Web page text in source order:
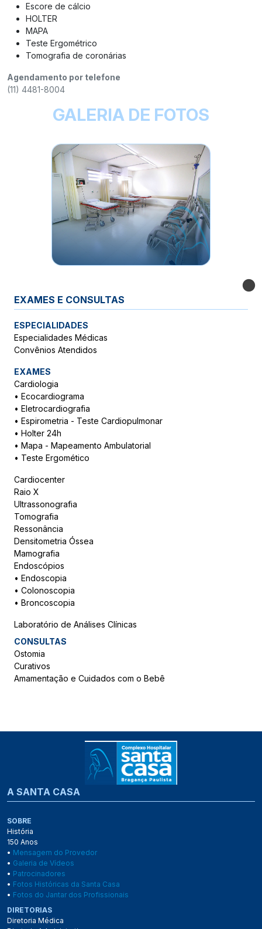
Escore de cálcio
HOLTER
MAPA
Teste Ergométrico
Tomografia de coronárias
Agendamento por telefone
(11) 4481-8004
GALERIA DE FOTOS
EXAMES E CONSULTAS
ESPECIALIDADES
Especialidades Médicas
Convênios Atendidos
EXAMES
Cardiologia
• Ecocardiograma
• Eletrocardiografia
• Espirometria - Teste Cardiopulmonar
• Holter 24h
• Mapa - Mapeamento Ambulatorial
• Teste Ergomético
Cardiocenter
Raio X
Ultrassonografia
Tomografia
Ressonância
Densitometria Óssea
Mamografia
Endoscópios
• Endoscopia
• Colonoscopia
• Broncoscopia
Laboratório de Análises Clínicas
CONSULTAS
Ostomia
Curativos
Amamentação e Cuidados com o Bebê
A SANTA CASA
SOBRE
História
150 Anos
• Mensagem do Provedor
• Galeria de Vídeos
• Patrocinadores
• Fotos Históricas da Santa Casa
• Fotos do Jantar dos Profissionais
DIRETORIAS
Diretoria Médica